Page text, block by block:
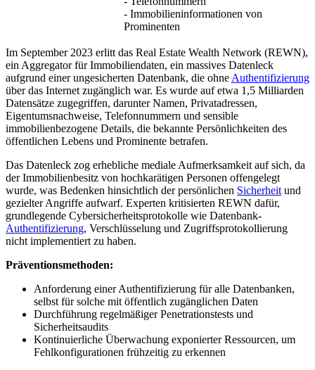
- Immobilieninformationen von
Prominenten
Im September 2023 erlitt das Real Estate Wealth Network (REWN),
ein Aggregator für Immobiliendaten, ein massives Datenleck
aufgrund einer ungesicherten Datenbank, die ohne Authentifizierung
über das Internet zugänglich war. Es wurde auf etwa 1,5 Milliarden
Datensätze zugegriffen, darunter Namen, Privatadressen,
Eigentumsnachweise, Telefonnummern und sensible
immobilienbezogene Details, die bekannte Persönlichkeiten des
öffentlichen Lebens und Prominente betrafen.
Das Datenleck zog erhebliche mediale Aufmerksamkeit auf sich, da
der Immobilienbesitz von hochkarätigen Personen offengelegt
wurde, was Bedenken hinsichtlich der persönlichen Sicherheit und
gezielter Angriffe aufwarf. Experten kritisierten REWN dafür,
grundlegende Cybersicherheitsprotokolle wie Datenbank-
Authentifizierung, Verschlüsselung und Zugriffsprotokollierung
nicht implementiert zu haben.
Präventionsmethoden:
Anforderung einer Authentifizierung für alle Datenbanken,
selbst für solche mit öffentlich zugänglichen Daten
Durchführung regelmäßiger Penetrationstests und
Sicherheitsaudits
Kontinuierliche Überwachung exponierter Ressourcen, um
Fehlkonfigurationen frühzeitig zu erkennen